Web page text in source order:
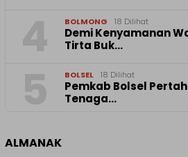
BOLMONG 18 Dilihat
Demi Kenyamanan
Tirta Buk…
BOLSEL 18 Dilihat
Pemkab Bolsel
Tenaga…
ALMANAK